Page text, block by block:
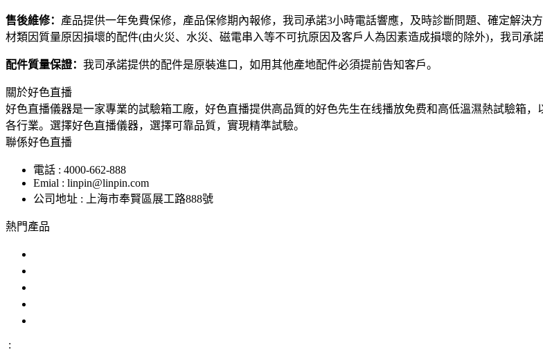
售後維修： 產品提供一年免費保修，產品保修期內報修，我司承諾3小時電話響應，及時診斷問題、確定解
材類因質量原因損壞的配件(由火災、水災、磁電串入等不可抗原因及客戶人為因素造成損壞的除外)，我司承
配件質量保證： 我司承諾提供的配件是原裝進口，如用其他產地配件必須提前告知客戶。
關於好色直播
好色直播儀器是一家專業的試驗箱工廠，好色直播提供高品質的好色先生在线播放免费和高低溫濕熱試驗箱
各行業。選擇好色直播儀器，選擇可靠品質，實現精準試驗。
聯係好色直播
電話 : 4000-662-888
Emial : linpin@linpin.com
公司地址 : 上海市奉賢區展工路888號
熱門產品
: